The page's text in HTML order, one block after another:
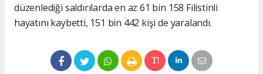
düzenlediği saldırılarda en az 61 bin 158 Filistinli
hayatını kaybetti, 151 bin 442 kişi de yaralandı.